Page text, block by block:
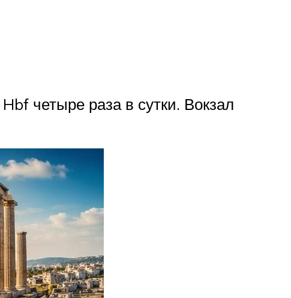
четыре раза в сутки. Вокзал